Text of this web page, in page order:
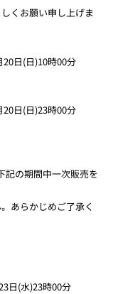
くお願い申し上げま
20日(日)10時00分
20日(日)23時00分
記の期間中一次販売を
あらかじめご了承く
日(水)23時00分